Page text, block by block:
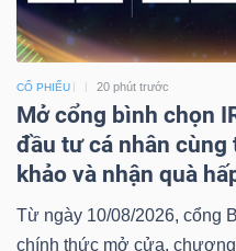
CỔ PHIẾU 20 phút trước
Mở cổng bình chọn
đầu tư cá nhân
khảo và nhận quà
Từ ngày 10/08/2026, cổng
chính thức mở cửa,